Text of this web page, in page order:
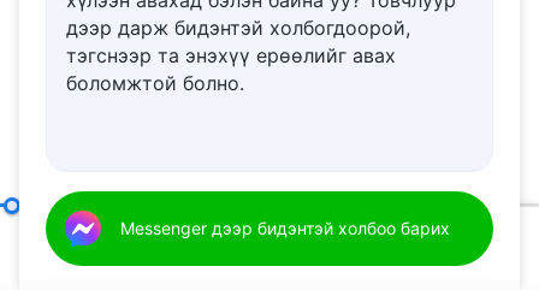
ойлгодог бол тэдний үзэл бодол түүнээс арай
илүү ухаалаг байх юм. Тэд ялзруулагдсан
энгийн дүрэм журам, зарчмыг дур зоргоороо
баримтлах нь үнэнийг хэрэгжүүлэхтэй
адилхан гэж тэд итгэхгүй.
дээр дарж бидэнтэй холбогдоорой,
тэгснээр та энэхүү ерѳѳлийг авах
боломжтой болно.
Messenger дээр бидэнтэй холбоо барих
Бурханы зан чанар болон Түүний ажлын үр дүнг хэрхэн мэдэх вэ